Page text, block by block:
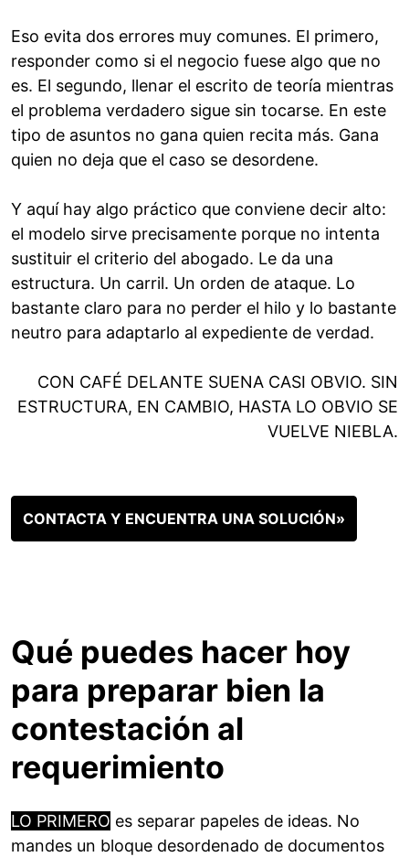
Eso evita dos errores muy comunes. El primero,
responder como si el negocio fuese algo que no
es. El segundo, llenar el escrito de teoría mientras
el problema verdadero sigue sin tocarse. En este
tipo de asuntos no gana quien recita más. Gana
quien no deja que el caso se desordene.
Y aquí hay algo práctico que conviene decir alto:
el modelo sirve precisamente porque no intenta
sustituir el criterio del abogado. Le da una
estructura. Un carril. Un orden de ataque. Lo
bastante claro para no perder el hilo y lo bastante
neutro para adaptarlo al expediente de verdad.
CON CAFÉ DELANTE SUENA CASI OBVIO. SIN
ESTRUCTURA, EN CAMBIO, HASTA LO OBVIO SE
VUELVE NIEBLA.
CONTACTA Y ENCUENTRA UNA SOLUCIÓN»
Qué puedes hacer hoy
para preparar bien la
contestación al
requerimiento
LO PRIMERO es separar papeles de ideas. No
mandes un bloque desordenado de documentos